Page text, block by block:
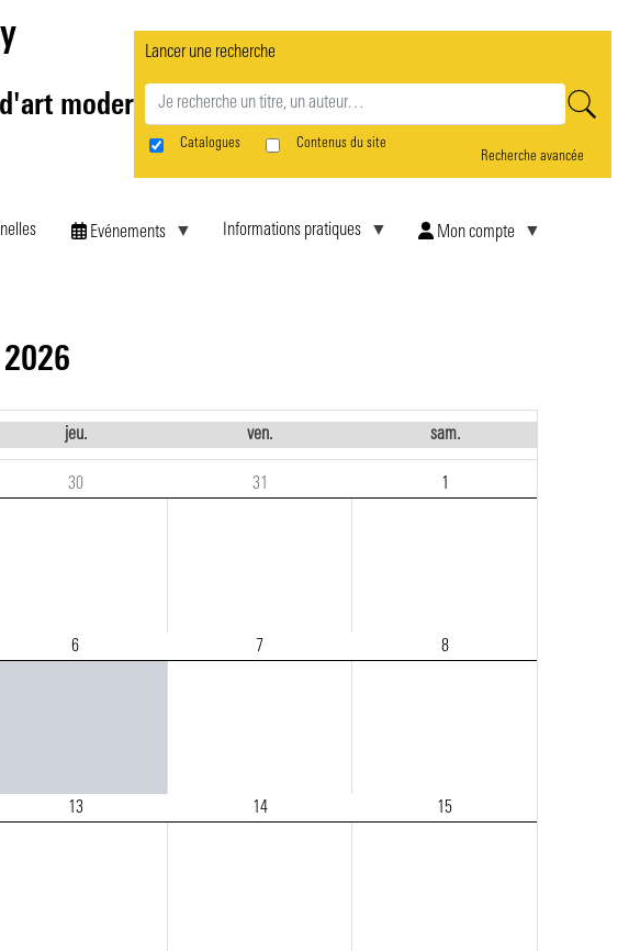
moderne
Lancer une recherche
Catalogues
Contenus du site
Recherche avancée
Evénements Informations pratiques Mon compte
jeu. ven. sam.
30 31 1
6 7 8
13 14 15